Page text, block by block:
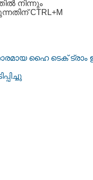
നിന്നും
CTRL+M
ഹൈ ടെക് ട്രാം